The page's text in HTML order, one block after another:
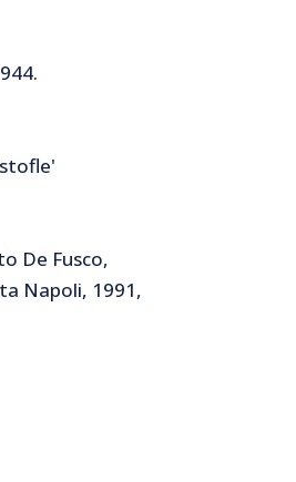
De Fusco,
Napoli, 1991,